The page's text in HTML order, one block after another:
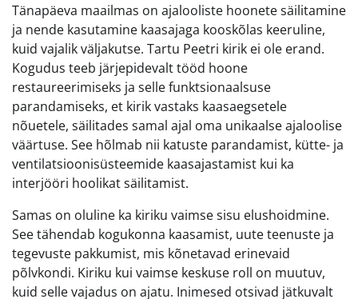
Tänapäeva maailmas on ajalooliste hoonete säilitamine
ja nende kasutamine kaasajaga kooskõlas keeruline,
kuid vajalik väljakutse. Tartu Peetri kirik ei ole erand.
Kogudus teeb järjepidevalt tööd hoone
restaureerimiseks ja selle funktsionaalsuse
parandamiseks, et kirik vastaks kaasaegsetele
nõuetele, säilitades samal ajal oma unikaalse ajaloolise
väärtuse. See hõlmab nii katuste parandamist, kütte- ja
ventilatsioonisüsteemide kaasajastamist kui ka
interjööri hoolikat säilitamist.
Samas on oluline ka kiriku vaimse sisu elushoidmine.
See tähendab kogukonna kaasamist, uute teenuste ja
tegevuste pakkumist, mis kõnetavad erinevaid
põlvkondi. Kiriku kui vaimse keskuse roll on muutuv,
kuid selle vajadus on ajatu. Inimesed otsivad jätkuvalt